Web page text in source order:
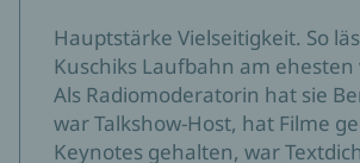
Hauptstärke Vielseitigkeit. So
Kuschiks Laufbahn am
Als Radiomoderatorin hat sie
war Talkshow-Host, hat Filme
Keynotes gehalten, war